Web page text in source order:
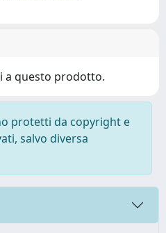
a questo prodotto.
protetti da copyright e
salvo diversa